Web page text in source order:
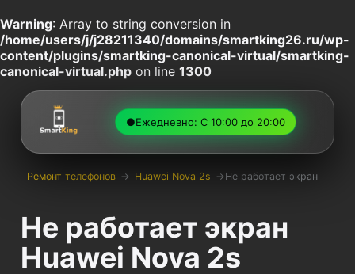
Warning: Array to string conversion in
/home/users/j/j28211340/domains/smartking26.ru/wp-
content/plugins/smartking-canonical-virtual/smartking-
canonical-virtual.php on line 1300
●Ежедневно: С 10:00 до 20:00
Ремонт телефонов → Huawei Nova 2s → Не работает экран
Не работает экран
Huawei Nova 2s